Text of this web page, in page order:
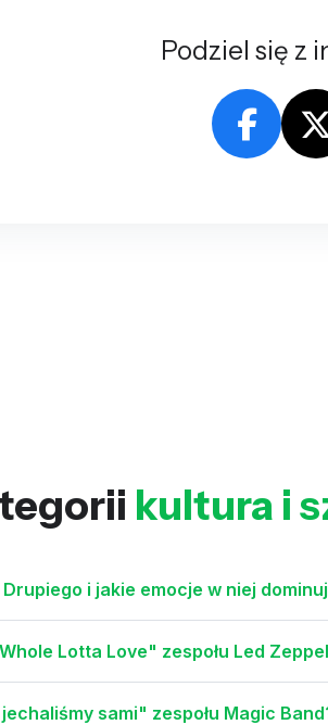
Podziel się z
kultura i
i jakie emocje w niej
Lotta Love" zespołu Led
sami" zespołu Magic